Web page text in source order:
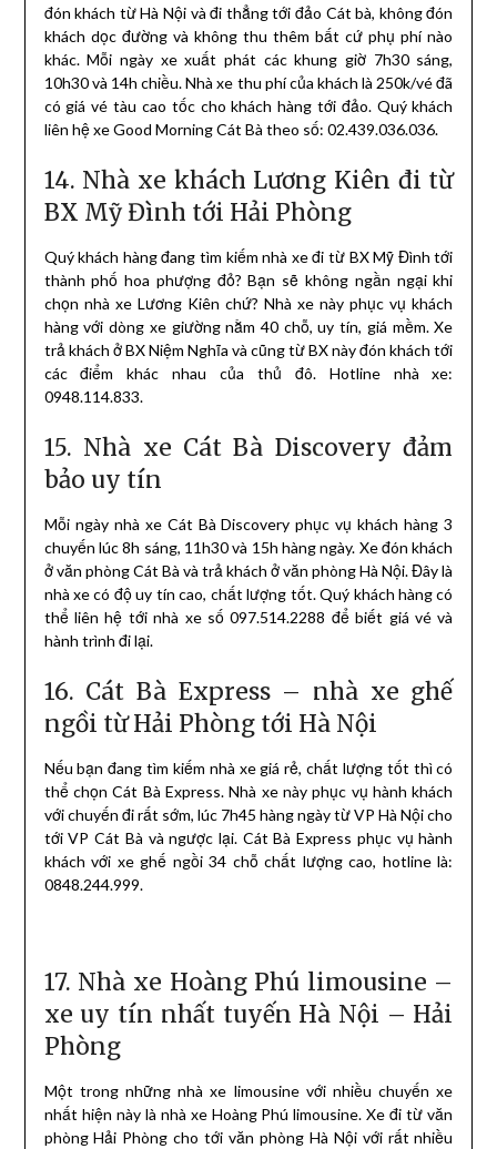
đón khách từ Hà Nội và đi thẳng tới đảo Cát bà, không đón
khách dọc đường và không thu thêm bất cứ phụ phí nào
khác. Mỗi ngày xe xuất phát các khung giờ 7h30 sáng,
10h30 và 14h chiều. Nhà xe thu phí của khách là 250k/vé đã
có giá vé tàu cao tốc cho khách hàng tới đảo. Quý khách
liên hệ xe Good Morning Cát Bà theo số: 02.439.036.036.
14. Nhà xe khách Lương Kiên đi từ
BX Mỹ Đình tới Hải Phòng
Quý khách hàng đang tìm kiếm nhà xe đi từ BX Mỹ Đình tới
thành phố hoa phượng đỏ? Bạn sẽ không ngần ngại khi
chọn nhà xe Lương Kiên chứ? Nhà xe này phục vụ khách
hàng với dòng xe giường nằm 40 chỗ, uy tín, giá mềm. Xe
trả khách ở BX Niệm Nghĩa và cũng từ BX này đón khách tới
các điểm khác nhau của thủ đô. Hotline nhà xe:
0948.114.833.
15. Nhà xe Cát Bà Discovery đảm
bảo uy tín
Mỗi ngày nhà xe Cát Bà Discovery phục vụ khách hàng 3
chuyến lúc 8h sáng, 11h30 và 15h hàng ngày. Xe đón khách
ở văn phòng Cát Bà và trả khách ở văn phòng Hà Nội. Đây là
nhà xe có độ uy tín cao, chất lượng tốt. Quý khách hàng có
thể liên hệ tới nhà xe số 097.514.2288 để biết giá vé và
hành trình đi lại.
16. Cát Bà Express – nhà xe ghế
ngồi từ Hải Phòng tới Hà Nội
Nếu bạn đang tìm kiếm nhà xe giá rẻ, chất lượng tốt thì có
thể chọn Cát Bà Express. Nhà xe này phục vụ hành khách
với chuyến đi rất sớm, lúc 7h45 hàng ngày từ VP Hà Nội cho
tới VP Cát Bà và ngược lại. Cát Bà Express phục vụ hành
khách với xe ghế ngồi 34 chỗ chất lượng cao, hotline là:
0848.244.999.
17. Nhà xe Hoàng Phú limousine –
xe uy tín nhất tuyến Hà Nội – Hải
Phòng
Một trong những nhà xe limousine với nhiều chuyến xe
nhất hiện này là nhà xe Hoàng Phú limousine. Xe đi từ văn
phòng Hải Phòng cho tới văn phòng Hà Nội với rất nhiều